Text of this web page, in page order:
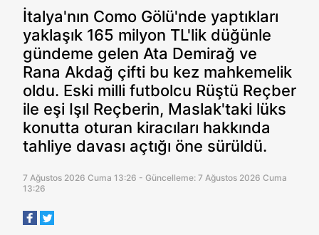
İtalya'nın Como Gölü'nde yaptıkları
yaklaşık 165 milyon TL'lik düğünle
gündeme gelen Ata Demirağ ve
Rana Akdağ çifti bu kez mahkemelik
oldu. Eski milli futbolcu Rüştü Reçber
ile eşi Işıl Reçberin, Maslak'taki lüks
konutta oturan kiracıları hakkında
tahliye davası açtığı öne sürüldü.
7 Ağustos 2026 Cuma 13:26 - Güncelleme: 7 Ağustos 2026 Cuma
13:26